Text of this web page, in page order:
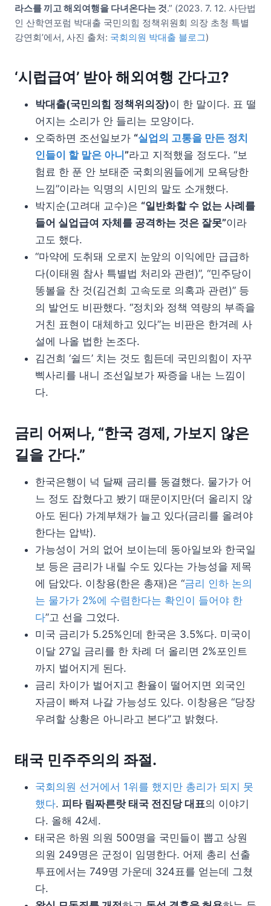
라스를 끼고 해외여행을 다녀온다는 것.” (2023. 7. 12. 사단법
인 산학연포럼 박대출 국민의힘 정책위원회 의장 초청 특별
강연회’에서, 사진 출처: 국회의원 박대출 블로그)
‘시럽급여’ 받아 해외여행 간다고?
박대출(국민의힘 정책위의장)이 한 말이다. 표 떨
어지는 소리가 안 들리는 모양이다.
오죽하면 조선일보가 “실업의 고통을 만든 정치
인들이 할 말은 아니 ”라고 지적했을 정도다. “보
험료 한 푼 안 보태준 국회의원들에게 모욕당한
느낌”이라는 익명의 시민의 말도 소개했다.
박지순(고려대 교수)은 “일반화할 수 없는 사례를
들어 실업급여 자체를 공격하는 것은 잘못”이라
고도 했다.
“마약에 도취돼 오로지 눈앞의 이익에만 급급하
다(이태원 참사 특별법 처리와 관련)”, “민주당이
똥볼을 찬 것(김건희 고속도로 의혹과 관련)” 등
의 발언도 비판했다. “정치와 정책 역량의 부족을
거친 표현이 대체하고 있다”는 비판은 한겨레 사
설에 나올 법한 논조다.
김건희 ‘쉴드’ 치는 것도 힘든데 국민의힘이 자꾸
삑사리를 내니 조선일보가 짜증을 내는 느낌이
다.
금리 어쩌나, “한국 경제, 가보지 않은
길을 간다.”
한국은행이 넉 달째 금리를 동결했다. 물가가 어
느 정도 잡혔다고 봤기 때문이지만(더 올리지 않
아도 된다) 가계부채가 늘고 있다(금리를 올려야
한다는 압박).
가능성이 거의 없어 보이는데 동아일보와 한국일
보 등은 금리가 내릴 수도 있다는 가능성을 제목
에 담았다. 이창용(한은 총재)은 “금리 인하 논의
는 물가가 2%에 수렴한다는 확인이 들어야 한
다”고 선을 그었다.
미국 금리가 5.25%인데 한국은 3.5%다. 미국이
이달 27일 금리를 한 차례 더 올리면 2%포인트
까지 벌어지게 된다.
금리 차이가 벌어지고 환율이 떨어지면 외국인
자금이 빠져 나갈 가능성도 있다. 이창용은 “당장
우려할 상황은 아니라고 본다”고 밝혔다.
태국 민주주의의 좌절.
국회의원 선거에서 1위를 했지만 총리가 되지 못
했다. 피타 림짜른랏 태국 전진당 대표의 이야기
다. 올해 42세.
태국은 하원 의원 500명을 국민들이 뽑고 상원
의원 249명은 군정이 임명한다. 어제 총리 선출
투표에서는 749명 가운데 324표를 얻는데 그쳤
다.